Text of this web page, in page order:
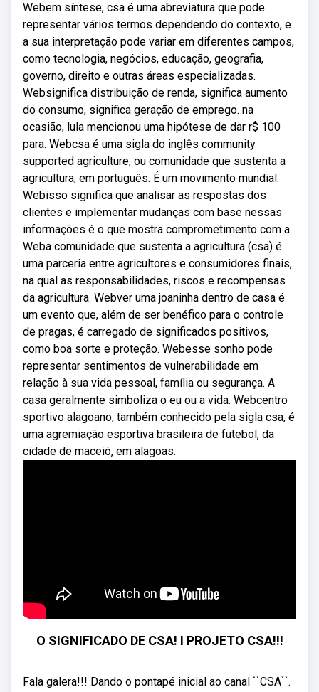
Webem síntese, csa é uma abreviatura que pode
representar vários termos dependendo do contexto, e
a sua interpretação pode variar em diferentes campos,
como tecnologia, negócios, educação, geografia,
governo, direito e outras áreas especializadas.
Websignifica distribuição de renda, significa aumento
do consumo, significa geração de emprego. na
ocasião, lula mencionou uma hipótese de dar r$ 100
para. Webcsa é uma sigla do inglês community
supported agriculture, ou comunidade que sustenta a
agricultura, em português. É um movimento mundial.
Webisso significa que analisar as respostas dos
clientes e implementar mudanças com base nessas
informações é o que mostra comprometimento com a.
Weba comunidade que sustenta a agricultura (csa) é
uma parceria entre agricultores e consumidores finais,
na qual as responsabilidades, riscos e recompensas
da agricultura. Webver uma joaninha dentro de casa é
um evento que, além de ser benéfico para o controle
de pragas, é carregado de significados positivos,
como boa sorte e proteção. Webesse sonho pode
representar sentimentos de vulnerabilidade em
relação à sua vida pessoal, família ou segurança. A
casa geralmente simboliza o eu ou a vida. Webcentro
sportivo alagoano, também conhecido pela sigla csa, é
uma agremiação esportiva brasileira de futebol, da
cidade de maceió, em alagoas.
O SIGNIFICADO DE CSA! I PROJETO CSA!!!
Fala galera!!! Dando o pontapé inicial ao canal ``CSA``.